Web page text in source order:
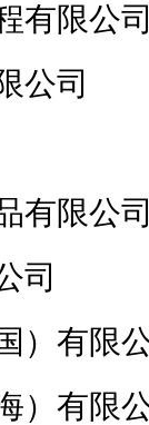
有限公
公司
有限公
司
）有限
）有限